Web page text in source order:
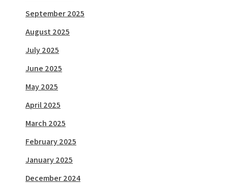
September 2025
August 2025
July 2025
June 2025
May 2025
April 2025
March 2025
February 2025
January 2025
December 2024